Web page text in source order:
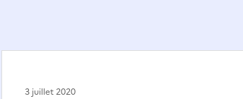
3 juillet 2020